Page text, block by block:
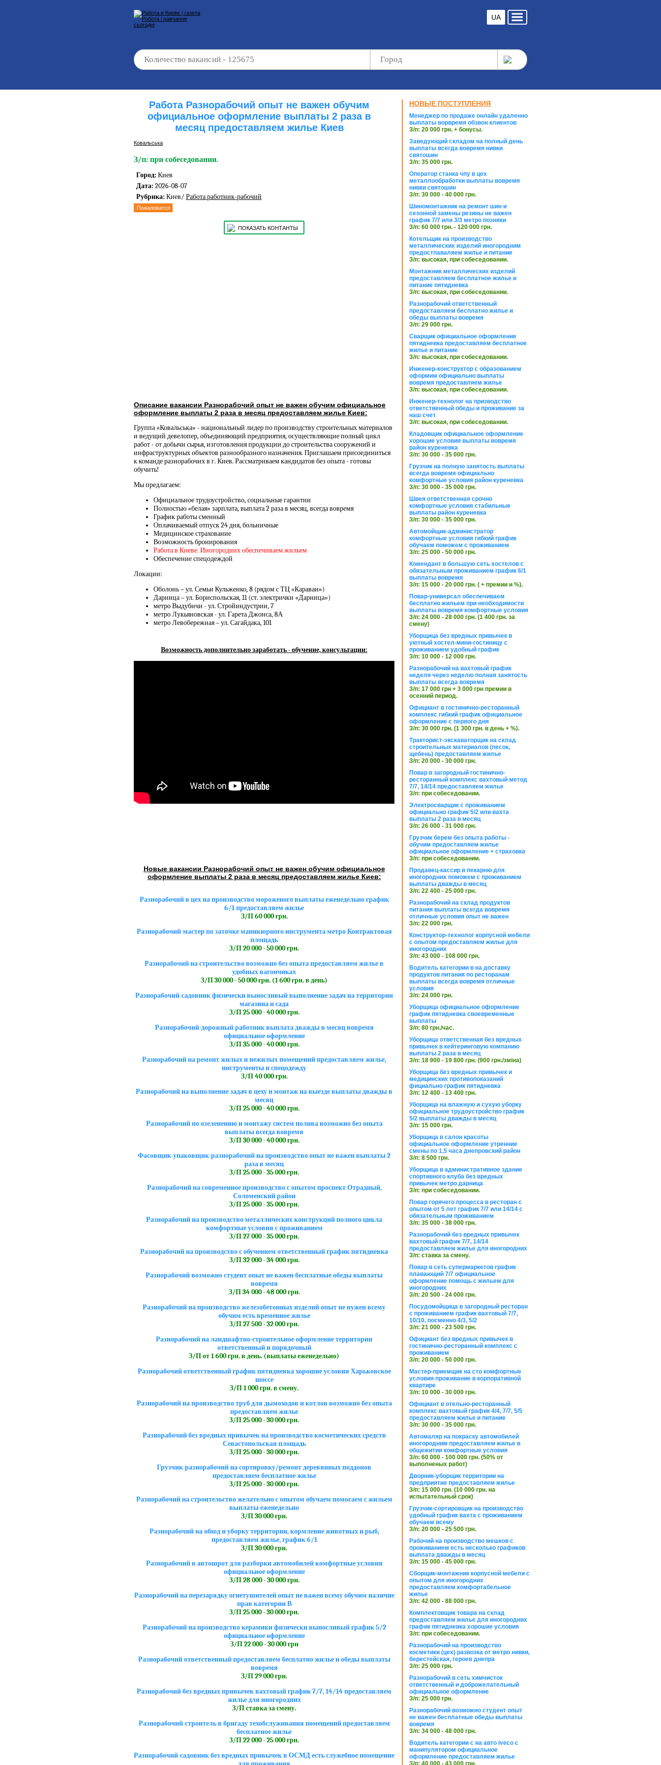
UA
Работа Разнорабочий опыт не важен обучим
официальное оформление выплаты 2 раза в
месяц предоставляем жилье Киев
Ковальська
З/п: при собеседовании.
Город: Киев
Дата: 2026-08-07
Рубрика: Киев/ Работа работник-рабочий
Пожаловатся
ПОКАЗАТЬ КОНТАНТЫ
Описание вакансии Разнорабочий опыт не важен обучим официальное
оформление выплаты 2 раза в месяц предоставляем жилье Киев:
Группа «Ковальська» - национальный лидер по производству строительных материалов
и ведущий девелопер, объединяющий предприятия, осуществляющие полный цикл
работ - от добычи сырья, изготовления продукции до строительства сооружений и
инфраструктурных объектов разнообразного назначения. Приглашаем присоединиться
к команде разнорабочих в г. Киев. Рассматриваем кандидатов без опыта - готовы
обучить!
Мы предлагаем:
Официальное трудоустройство, социальные гарантии
Полностью «белая» зарплата, выплата 2 раза в месяц, всегда вовремя
График работы сменный
Оплачиваемый отпуск 24 дня, больничные
Медицинское страхование
Возможность бронирования
Работа в Киеве. Иногородних обеспечиваем жильем
Обеспечение спецодеждой
Локации:
Оболонь – ул. Семьи Кульженко, 8 (рядом с ТЦ «Караван»)
Дарница – ул. Бориспольская, 11 (ст. электрички «Дарница»)
метро Выдубичи - ул. Стройиндустрии, 7
метро Лукьяновская - ул. Гарета Джонса, 8А
метро Левобережная – ул. Сагайдака, 101
Возможность дополнительно заработать - обучение, консультации:
Новые вакансии Разнорабочий опыт не важен обучим официальное
оформление выплаты 2 раза в месяц предоставляем жилье Киев:
Разнорабочий в цех на производство мороженого выплаты еженедельно график
6/1 предоставляем жилье
З/П 60 000 грн.
Разнорабочий-мастер по заточке маникюрного инструмента метро Контрактовая
площадь
З/П 20 000 - 50 000 грн.
Разнорабочий на строительство возможно без опыта предоставляем жилье в
удобных вагончиках
З/П 30 000 - 50 000 грн. (1 600 грн. в день)
Разнорабочий-садовник физически выносливый выполнение задач на территории
магазина и сада
З/П 25 000 - 40 000 грн.
Разнорабочий-дорожный работник выплата дважды в месяц вовремя
официальное оформление
З/П 35 000 - 40 000 грн.
Разнорабочий на ремонт жилых и нежилых помещений предоставляем жилье,
инструменты и спецодежду
З/П 40 000 грн.
Разнорабочий на выполнение задач в цеху и монтаж на выезде выплаты дважды в
месяц
З/П 25 000 - 40 000 грн.
Разнорабочий по озеленению и монтажу систем полива возможно без опыта
выплаты всегда вовремя
З/П 30 000 - 40 000 грн.
Фасовщик-упаковщик-разнорабочий на производство опыт не важен выплаты 2
раза в месяц
З/П 25 000 - 35 000 грн.
Разнорабочий на современное производство с опытом проспект Отрадный,
Соломенский район
З/П 25 000 - 35 000 грн.
Разнорабочий на производство металлических конструкций полного цикла
комфортные условия с проживанием
З/П 27 000 - 35 000 грн.
Разнорабочий на производство с обучением ответственный график пятидневка
З/П 32 000 - 34 000 грн.
Разнорабочий возможно студент опыт не важен бесплатные обеды выплаты
вовремя
З/П 34 000 - 48 000 грн.
Разнорабочий на производство железобетонных изделий опыт не нужен всему
обучим есть временное жилье
З/П 27 500 - 32 000 грн.
Разнорабочий на ландшафтно-строительное оформление территории
ответственный и порядочный
З/П от 1 600 грн. в день. (выплаты еженедельно)
Разнорабочий ответственный график пятидневка хорошие условия Харьковское
шоссе
З/П 1 000 грн. в смену.
Разнорабочий на производство труб для дымоходов и котлов возможно без опыта
предоставляем жилье
З/П 25 000 - 30 000 грн.
Разнорабочий без вредных привычек на производство косметических средств
Севастопольская площадь
З/П 25 000 - 30 000 грн.
Грузчик-разнорабочий на сортировку/ремонт деревянных поддонов
предоставляем бесплатное жилье
З/П 25 000 - 30 000 грн.
Разнорабочий на строительство желательно с опытом обучаем помогаем с жильем
выплаты еженедельно
З/П 30 000 грн.
Разнорабочий на обход и уборку территории, кормление животных и рыб,
предоставляем жилье, график 6/1
З/П 30 000 грн.
Разнорабочий в автошрот для разборки автомобилей комфортные условия
официальное оформление
З/П 28 000 - 30 000 грн.
Разнорабочий на перезарядку огнетушителей опыт не важен всему обучим наличие
прав категории В
З/П 25 000 - 30 000 грн.
Разнорабочий на производство керамики физически выносливый график 5/2
официальное оформление
З/П 22 000 - 30 000 грн
Разнорабочий ответственный предоставляем бесплатно жилье и обеды выплаты
вовремя
З/П 29 000 грн.
Разнорабочий без вредных привычек вахтовый график 7/7, 14/14 предоставляем
жилье для иногородних
З/П ставка за смену.
Разнорабочий-строитель в бригаду техобслуживания помещений предоставляем
бесплатное жилье
З/П 22 000 - 25 000 грн.
Разнорабочий-садовник без вредных привычек в ОСМД есть служебное помещение
НОВЫЕ ПОСТУПЛЕНИЯ
Менеджер по продаже онлайн удаленно
выплаты ворвремя обзвон клиентов
З/п: 20 000 грн. + бонусы.
Заведующий складом на полный день
выплаты всегда вовремя нивки
святошин
З/п: 35 000 грн.
Оператор станка чпу в цех
металлообработки выплаты вовремя
нивки святошин
З/п: 30 000 - 40 000 грн.
Шиномонтажник на ремонт шин и
сезонной замены резины не важен
график 7/7 или 3/3 метро позняки
З/п: 60 000 грн. - 120 000 грн.
Котельщик на производство
металлических изделий иногородним
предостпаваляем жилье и питание
З/п: высокая, при собеседовании.
Монтажник металлических изделий
предоставляем бесплатное жилье и
питание пятидневка
З/п: высокая, при собеседовании.
Разнорабочий ответственный
предоставляем бесплатно жилье и
обеды выплаты вовремя
З/п: 29 000 грн.
Сварщик официальное оформление
пятидневка предоставляем бесплатное
жилье и питание
З/п: высокая, при собеседовании.
Инженер-конструктор с образованием
оформим официально выплаты
вовремя предоставляем жилье
З/п: высокая, при собеседовании.
Инженер-технолог на призводство
ответственный обеды и проживание за
наш счет
З/п: высокая, при собеседовании.
Кладовщик официальное оформление
хорошие условия выплаты вовремя
район куреневка
З/п: 30 000 - 35 000 грн.
Грузчик на полную занятость выплаты
всегда вовремя официально
комфортные условия район куреневка
З/п: 30 000 - 35 000 грн.
Швея ответственная срочно
комфортные условия стабильные
выплаты район куреневка
З/п: 30 000 - 35 000 грн.
Автомойщик-администратор
комфортные условия гибкий график
обучаем поможем с проживанием
З/п: 25 000 - 50 000 грн.
Комендант в большую сеть хостелов с
обязательным проживанием график 6/1
выплаты вовремя
З/п: 15 000 - 20 000 грн. ( + премии и %).
Повар-универсал обеспечиваем
бесплатно жильем при необходимости
выплаты вовремя комфортные условия
З/п: 24 000 - 28 000 грн. (1 400 грн. за
смену)
Уборщица без вредных привычек в
уютный хостел-мини-гостиницу с
проживанием удобный график
З/п: 10 000 - 12 000 грн.
Разнорабочий на вахтовый график
неделя через неделю полная занятость
выплаты всегда вовремя
З/п: 17 000 грн + 3 000 грн премии в
осенний период.
Официант в гостинично-ресторанный
комплекс гибкий график официальное
оформление с первого дня
З/п: 30 000 грн. (1 300 грн. в день + %).
Тракторист-экскаваторщик на склад
строительных материалов (песок,
щебень) предоставляем жилье
З/п: 20 000 - 30 000 грн.
Повар в загородный гостинично-
ресторанный комплекс вахтовый метод
7/7, 14/14 предоставляем жилье
З/п: при собеседовании.
Электросварщик с проживанием
официально график 5/2 или вахта
выплаты 2 раза в месяц
З/п: 26 000 - 31 000 грн.
Грузчик берем без опыта работы -
обучим предоставляем жилье
официальное оформление + страховка
З/п: при собеседовании.
Продавец-кассир в пекарню для
иногородних поможем с проживанием
выплаты дважды в месяц
З/п: 22 400 - 25 000 грн.
Разнорабочий на склад продуктов
питания выплаты всегда вовремя
отличные условия опыт не важен
З/п: 22 000 грн.
Конструктор-технолог корпусной мебели
с опытом предоставляем жилье для
иногородних
З/п: 43 000 - 108 000 грн.
Водитель категории в на доставку
продуктов питания по ресторанам
выплаты всегда вовремя отличные
условия
З/п: 24 000 грн.
Уборщица официальное оформление
график пятидневка своевременные
выплаты
З/п: 80 грн./час.
Уборщица ответственная без вредных
привычек в кейтеринговую компанию
выплаты 2 раза в месяц
З/п: 18 900 - 19 800 грн. (900 грн./зміна)
Уборщица без вредных привычек и
медицинских противопоказаний
фициально график пятидневка
З/п: 12 400 - 13 400 грн.
Уборщица на влажную и сухую уборку
официальное трудоустройство график
5/2 выплаты дважды в месяц
З/п: 15 000 грн.
Уборщица в салон красоты
официальное оформление утренние
смены по 1,5 часа днепровский район
З/п: 8 500 грн.
Уборщица в административное здание
спортивного клуба без вредных
привычек метро дарница
З/п: при собеседовании.
Повар горячего процесса в ресторан с
опытом от 5 лет график 7/7 или 14/14 с
обязательным проживанием
З/п: 35 000 - 38 000 грн.
Разнорабочий без вредных привычек
вахтовый график 7/7, 14/14
предоставляем жилье для иногородних
З/п: ставка за смену.
Повар в сеть супермаркетов график
плавающий 7/7 официальное
оформление помощь с жильем для
иногородних
З/п: 20 500 - 24 000 грн.
Посудомойщица в загородный ресторан
с проживанием график вахтовый 7/7,
10/10, посменно 4/3, 5/2
З/п: 21 000 - 23 500 грн.
Официант без вредных привычек в
гостинично-ресторанный комплекс с
проживанием
З/п: 20 000 - 50 000 грн.
Мастер-приемщик на сто комфортные
условия проживание в корпоративной
квартире
З/п: 10 000 - 30 000 грн.
Официант в отельно-ресторанный
комплекс вахтовый график 4/4, 7/7, 5/5
предоставляем жилье и питание
З/п: 30 000 - 35 000 грн.
Автомаляр на покраску автомобилей
иногородним предоставляем жилье в
общежитии комфортные условия
З/п: 60 000 - 100 000 грн. (50% от
выполненых работ)
Дворник-уборщик территории на
предприятие предоставляем жилье
З/п: 15 000 грн. (10 000 грн. на
испытательный срок)
Грузчик-сортировщик на производство
удобный график вахта с проживанием
обучаем всему
З/п: 20 000 - 25 500 грн.
Рабочий на производство мешков с
проживанием есть несколько графиков
выплата дважды в месяц
З/п: 15 000 - 45 000 грн.
Сборщик-монтажник корпусной мебели с
опытом для иногородних
предоставляем комфортабельное
жилье
З/п: 42 000 - 88 000 грн.
Комплектовщик товара на склад
предоставляем жилье для иногородних
график пятидневка хорошие условия
З/п: при собеседовании.
Разнорабочий на производство
косметики (цех) развозка от метро нивки,
берестейская, героев днепра
З/п: 25 000 грн.
Разнорабочий в сеть химчисток
ответственный и доброжелательный
официальное оформление
З/п: 25 000 грн.
Разнорабочий возможно студент опыт
не важен бесплатные обеды выплаты
вовремя
З/п: 34 000 - 48 000 грн.
Водитель категории с на авто iveco с
манипулятором официальное
оформление предоставляем жилье
З/п: 40 000 - 43 000 грн.